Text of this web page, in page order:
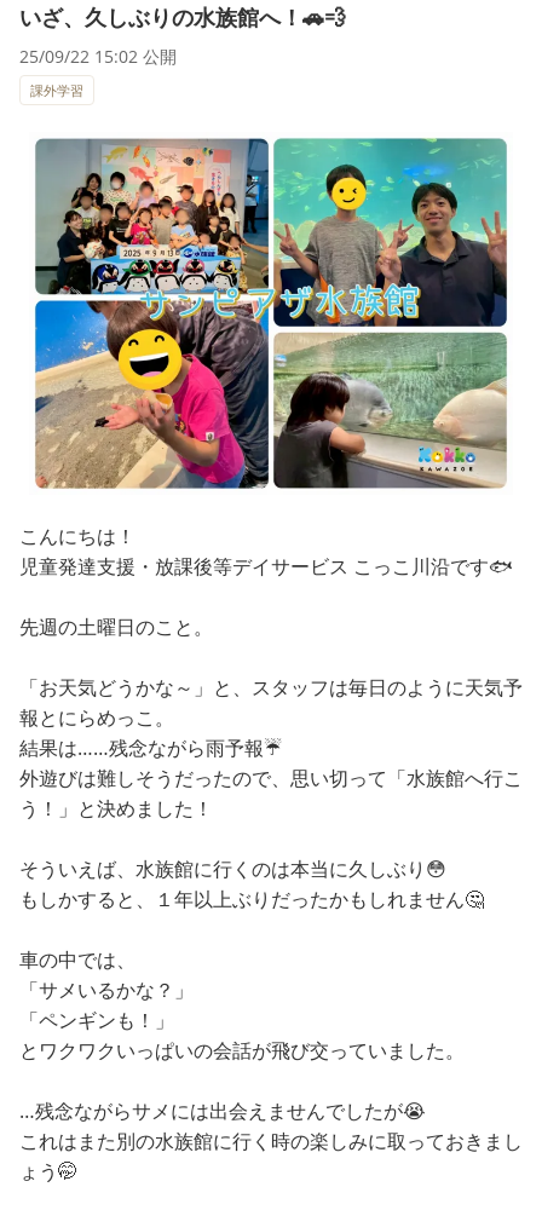
いざ、久しぶりの水族館へ！🚗💨
25/09/22 15:02 公開
課外学習
こんにちは！
児童発達支援・放課後等デイサービス こっこ川沿です🐟
先週の土曜日のこと。
「お天気どうかな～」と、スタッフは毎日のように天気予
報とにらめっこ。
結果は……残念ながら雨予報☔️
外遊びは難しそうだったので、思い切って「水族館へ行こ
う！」と決めました！
そういえば、水族館に行くのは本当に久しぶり😳
もしかすると、１年以上ぶりだったかもしれません🤔
車の中では、
「サメいるかな？」
「ペンギンも！」
とワクワクいっぱいの会話が飛び交っていました。
…残念ながらサメには出会えませんでしたが😭
これはまた別の水族館に行く時の楽しみに取っておきまし
ょう🤭